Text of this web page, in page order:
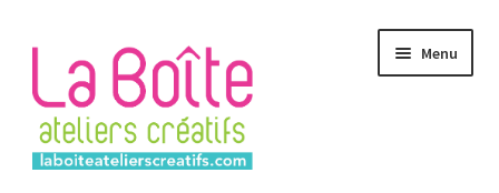
la
navigation
contenu
Menu